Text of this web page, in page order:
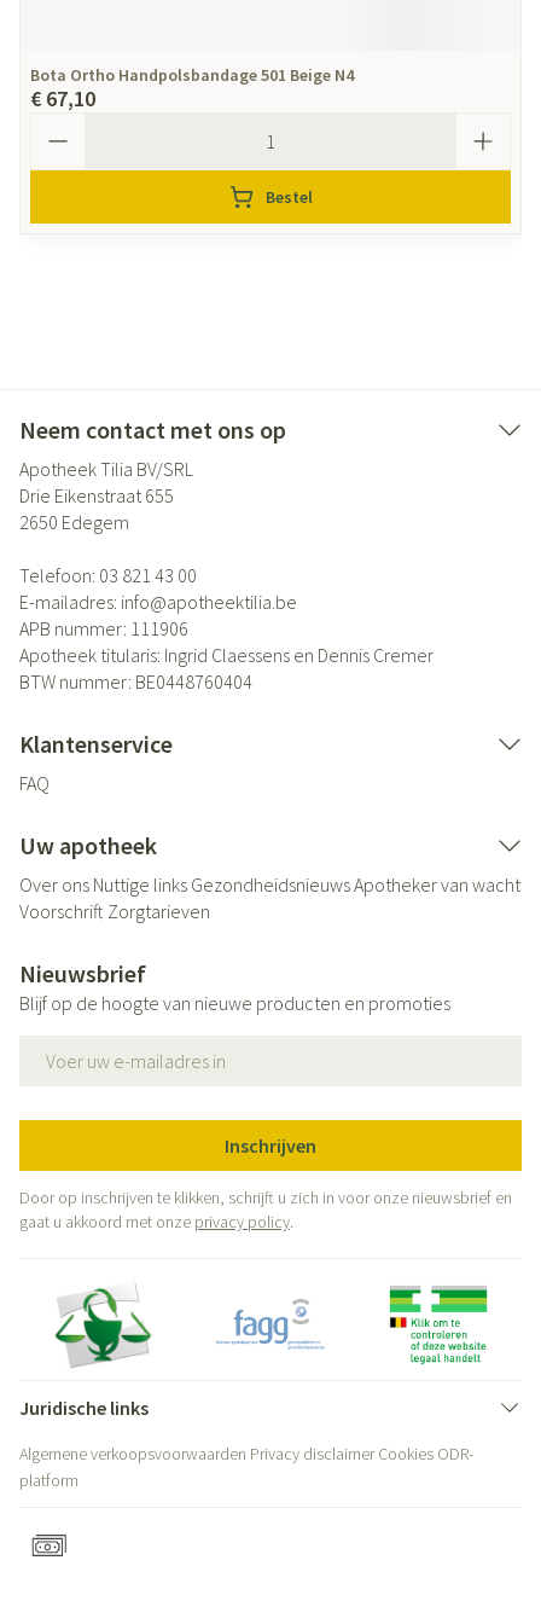
Bota Ortho Handpolsbandage 501 Beige N4
€ 67,10
Bestel
Neem contact met ons op
Apotheek Tilia BV/SRL
Drie Eikenstraat 655
2650 Edegem
Telefoon: 03 821 43 00
E-mailadres: info@apotheektilia.be
APB nummer: 111906
Apotheek titularis: Ingrid Claessens en Dennis Cremer
BTW nummer: BE0448760404
Klantenservice
FAQ
Uw apotheek
Over ons Nuttige links GezondheidsnieuwsApotheker van wacht
Voorschrift Zorgtarieven
Nieuwsbrief
Blijf op de hoogte van nieuwe producten en promoties
Inschrijven
Door op inschrijven te klikken, schrijft u zich in voor onze nieuwsbrief en
gaat u akkoord met onze privacy policy.
Juridische links
Algemene verkoopsvoorwaarden Privacy disclaimer Cookies ODR-
platform